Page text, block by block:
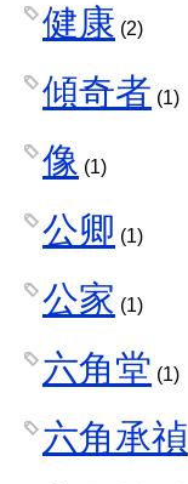
健康 (2)
傾奇者 (1)
像 (1)
公卿 (1)
公家 (1)
六角堂 (1)
六角承禎